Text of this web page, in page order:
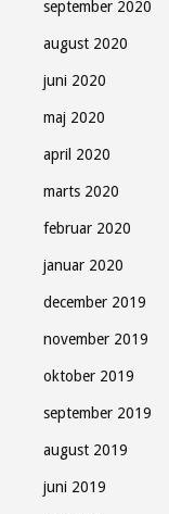
september 2020
august 2020
juni 2020
maj 2020
april 2020
marts 2020
februar 2020
januar 2020
december 2019
november 2019
oktober 2019
september 2019
august 2019
juni 2019